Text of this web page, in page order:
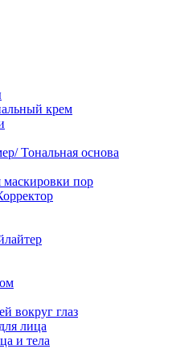
крем
Тональная основа
маскировки пор
вокруг глаз
лица
и тела